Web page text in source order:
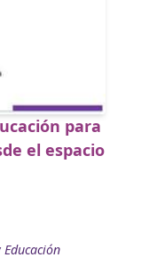
para
el espacio